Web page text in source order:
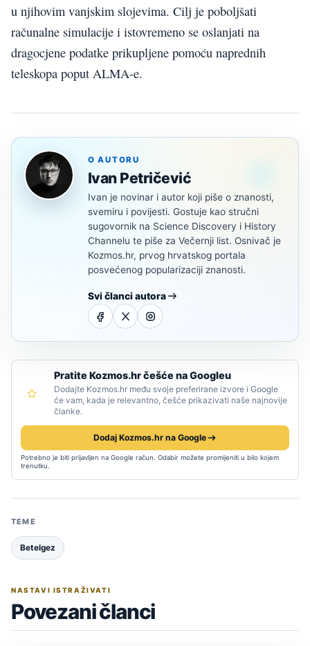
u njihovim vanjskim slojevima. Cilj je poboljšati
računalne simulacije i istovremeno se oslanjati na
dragocjene podatke prikupljene pomoću naprednih
teleskopa poput ALMA-e.
O AUTORU
Ivan Petričević
Ivan je novinar i autor koji piše o znanosti,
svemiru i povijesti. Gostuje kao stručni
sugovornik na Science Discovery i History
Channelu te piše za Večernji list. Osnivač je
Kozmos.hr, prvog hrvatskog portala
posvećenog popularizaciji znanosti.
Svi članci autora
Pratite Kozmos.hr češće na Googleu
Dodajte Kozmos.hr među svoje preferirane izvore i Google
će vam, kada je relevantno, češće prikazivati naše najnovije
članke.
Dodaj Kozmos.hr na Google
Potrebno je biti prijavljen na Google račun. Odabir možete promijeniti u bilo kojem
trenutku.
TEME
Betelgez
NASTAVI ISTRAŽIVATI
Povezani članci